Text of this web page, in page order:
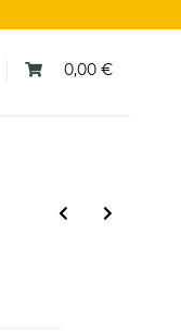
0,00 €